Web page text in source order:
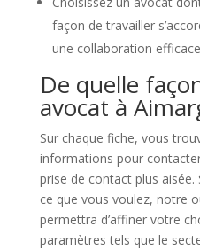
façon de travailler
une collaboration
De quelle
avocat à
Sur chaque fiche, vous
informations pour
prise de contact plus
ce que vous voulez, notre
permettra d’affiner votre
paramètres tels que le